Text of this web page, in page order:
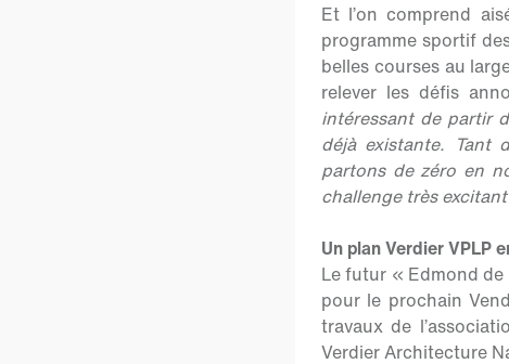
Et l’on comprend
programme sportif
belles courses au
relever les défis
intéressant de partir
déjà existante. Tant
partons de zéro en
challenge très
Un plan Verdier VPLP
Le futur « Edmond
pour le prochain
travaux de
Verdier Architecture